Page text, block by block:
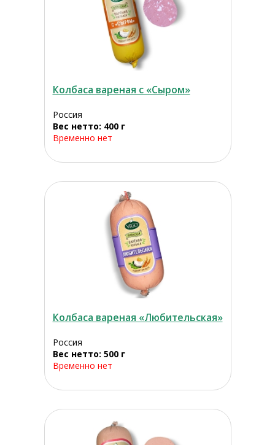
Колбаса вареная с «Сыром»
Россия
Вес нетто: 400 г
Временно нет
Колбаса вареная «Любительская»
Россия
Вес нетто: 500 г
Временно нет